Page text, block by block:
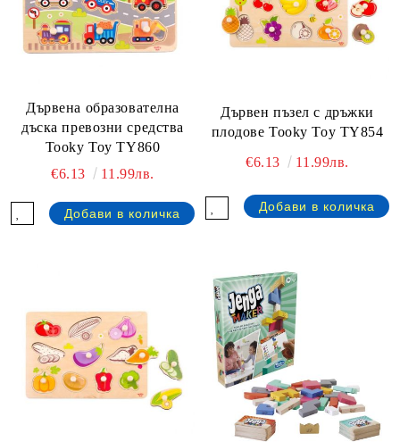
Дървена образователна
дъска превозни средства
Tooky Toy TY860
€6.13
11.99лв.
Дървен пъзел с дръжки
плодове Tooky Toy TY854
€6.13 11.99лв.